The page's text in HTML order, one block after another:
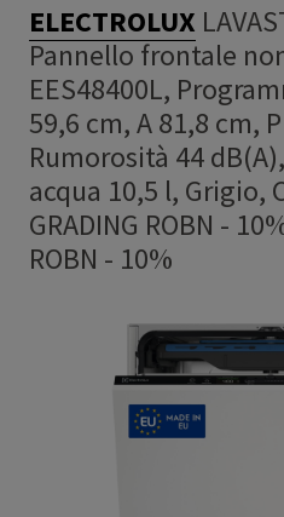
ELECTROLUX
Pannello frontale
EES48400L,
59,6 cm, A 81,8 cm,
Rumorosità 44
acqua 10,5 l, Grigio,
GRADING ROBN -
ROBN - 10%